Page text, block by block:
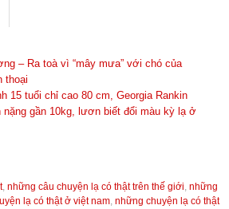
– Ra toà vì “mây mưa” với chó của
thoại
15 tuổi chỉ cao 80 cm, Georgia Rankin
gần 10kg, lươn biết đổi màu kỳ lạ ở
, những câu chuyện lạ có thật trên thế giới, những
lạ có thật ở việt nam, những chuyện lạ có thật